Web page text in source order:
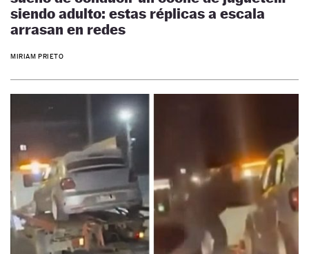
siendo adulto: estas réplicas a escala
arrasan en redes
MIRIAM PRIETO